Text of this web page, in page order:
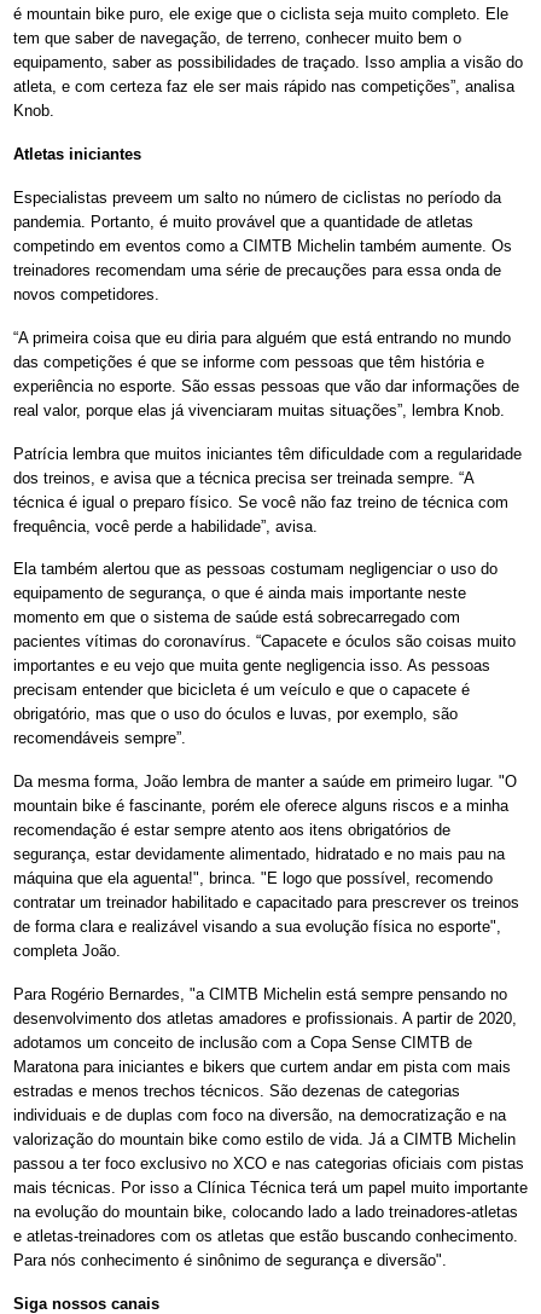
é mountain bike puro, ele exige que o ciclista seja muito completo. Ele
tem que saber de navegação, de terreno, conhecer muito bem o
equipamento, saber as possibilidades de traçado. Isso amplia a visão do
atleta, e com certeza faz ele ser mais rápido nas competições”, analisa
Knob.
Atletas iniciantes
Especialistas preveem um salto no número de ciclistas no período da
pandemia. Portanto, é muito provável que a quantidade de atletas
competindo em eventos como a CIMTB Michelin também aumente. Os
treinadores recomendam uma série de precauções para essa onda de
novos competidores.
“A primeira coisa que eu diria para alguém que está entrando no mundo
das competições é que se informe com pessoas que têm história e
experiência no esporte. São essas pessoas que vão dar informações de
real valor, porque elas já vivenciaram muitas situações”, lembra Knob.
Patrícia lembra que muitos iniciantes têm dificuldade com a regularidade
dos treinos, e avisa que a técnica precisa ser treinada sempre. “A
técnica é igual o preparo físico. Se você não faz treino de técnica com
frequência, você perde a habilidade”, avisa.
Ela também alertou que as pessoas costumam negligenciar o uso do
equipamento de segurança, o que é ainda mais importante neste
momento em que o sistema de saúde está sobrecarregado com
pacientes vítimas do coronavírus. “Capacete e óculos são coisas muito
importantes e eu vejo que muita gente negligencia isso. As pessoas
precisam entender que bicicleta é um veículo e que o capacete é
obrigatório, mas que o uso do óculos e luvas, por exemplo, são
recomendáveis sempre”.
Da mesma forma, João lembra de manter a saúde em primeiro lugar. "O
mountain bike é fascinante, porém ele oferece alguns riscos e a minha
recomendação é estar sempre atento aos itens obrigatórios de
segurança, estar devidamente alimentado, hidratado e no mais pau na
máquina que ela aguenta!", brinca. "E logo que possível, recomendo
contratar um treinador habilitado e capacitado para prescrever os treinos
de forma clara e realizável visando a sua evolução física no esporte",
completa João.
Para Rogério Bernardes, "a CIMTB Michelin está sempre pensando no
desenvolvimento dos atletas amadores e profissionais. A partir de 2020,
adotamos um conceito de inclusão com a Copa Sense CIMTB de
Maratona para iniciantes e bikers que curtem andar em pista com mais
estradas e menos trechos técnicos. São dezenas de categorias
individuais e de duplas com foco na diversão, na democratização e na
valorização do mountain bike como estilo de vida. Já a CIMTB Michelin
passou a ter foco exclusivo no XCO e nas categorias oficiais com pistas
mais técnicas. Por isso a Clínica Técnica terá um papel muito importante
na evolução do mountain bike, colocando lado a lado treinadores-atletas
e atletas-treinadores com os atletas que estão buscando conhecimento.
Para nós conhecimento é sinônimo de segurança e diversão".
Siga nossos canais